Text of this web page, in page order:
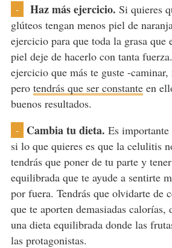
- Haz más ejercicio. Si quieres
glúteos tengan menos piel de
ejercicio para que toda la grasa que
piel deje de hacerlo con tanta
ejercicio que más te guste -
pero tendrás que ser constanteen
buenos resultados.
- Cambia tu dieta. Es importante
si lo que quieres es que la celulitis
tendrás que poner de tu parte y
equilibrada que te ayude a sentirte
por fuera. Tendrás que olvidarte de
que te aporten demasiadas calorías,
una dieta equilibrada donde las
las protagonistas.